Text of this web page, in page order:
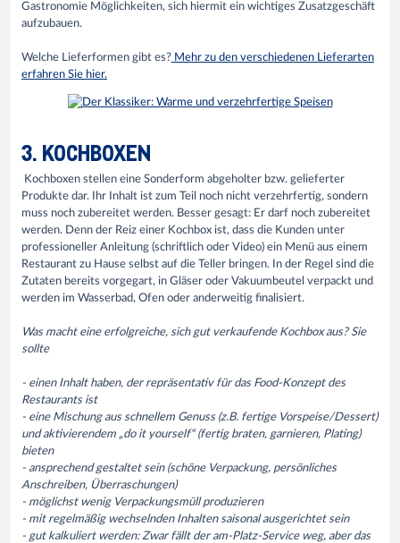
Gastronomie Möglichkeiten, sich hiermit ein wichtiges Zusatzgeschäft
aufzubauen.
Welche Lieferformen gibt es? Mehr zu den verschiedenen Lieferarten
erfahren Sie hier.
3. KOCHBOXEN
Kochboxen stellen eine Sonderform abgeholter bzw. gelieferter
Produkte dar. Ihr Inhalt ist zum Teil noch nicht verzehrfertig, sondern
muss noch zubereitet werden. Besser gesagt: Er darf noch zubereitet
werden. Denn der Reiz einer Kochbox ist, dass die Kunden unter
professioneller Anleitung (schriftlich oder Video) ein Menü aus einem
Restaurant zu Hause selbst auf die Teller bringen. In der Regel sind die
Zutaten bereits vorgegart, in Gläser oder Vakuumbeutel verpackt und
werden im Wasserbad, Ofen oder anderweitig finalisiert.
Was macht eine erfolgreiche, sich gut verkaufende Kochbox aus? Sie
sollte
- einen Inhalt haben, der repräsentativ für das Food-Konzept des
Restaurants ist
- eine Mischung aus schnellem Genuss (z.B. fertige Vorspeise/Dessert)
und aktivierendem „do it yourself“ (fertig braten, garnieren, Plating)
bieten
- ansprechend gestaltet sein (schöne Verpackung, persönliches
Anschreiben, Überraschungen)
- möglichst wenig Verpackungsmüll produzieren
- mit regelmäßig wechselnden Inhalten saisonal ausgerichtet sein
- gut kalkuliert werden: Zwar fällt der am-Platz-Service weg, aber das